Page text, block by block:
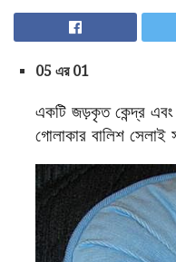
05 এর 01
একটি জড়কৃত কেন্দ্র এবং
গোলাকার বালিশ সেলাই